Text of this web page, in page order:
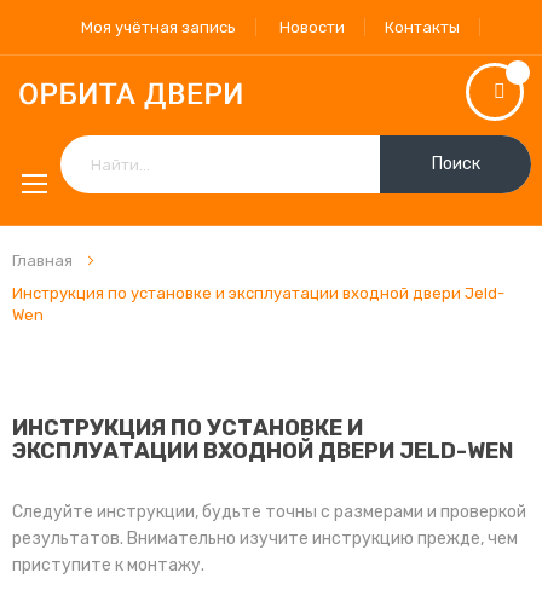
Моя учётная запись Новости Контакты
Поиск
Главная
Инструкция по установке и эксплуатации входной двери Jeld-
Wen
ИНСТРУКЦИЯ ПО УСТАНОВКЕ И
ЭКСПЛУАТАЦИИ ВХОДНОЙ ДВЕРИ JELD-WEN
Следуйте инструкции, будьте точны с размерами и проверкой
результатов. Внимательно изучите инструкцию прежде, чем
приступите к монтажу.